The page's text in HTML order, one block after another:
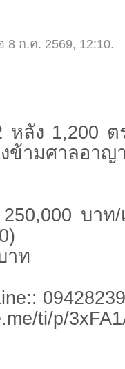
8 ก.ค. 2569, 12:10.
หลัง 1,200
ามศาลอา
บาท
าท
ti/p/